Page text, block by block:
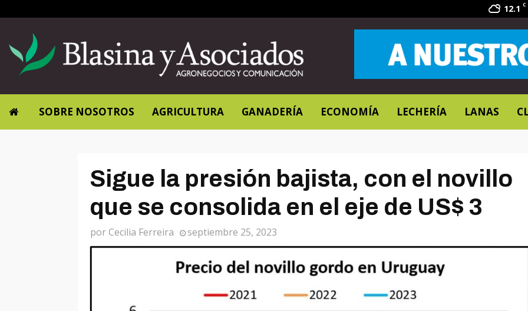
12.1 C
SOBRE NOSOTROS AGRICULTURA GANADERÍA ECONOMÍA LECHERÍA LANAS
Sigue la presión bajista, con el novillo
que se consolida en el eje de US$ 3
porCecilia Ferreira septiembre 25, 2023